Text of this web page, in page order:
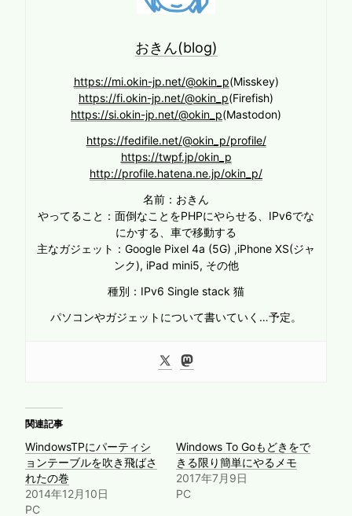
おきん(blog)
https://mi.okin-jp.net/@okin_p(Misskey)
https://fi.okin-jp.net/@okin_p(Firefish)
https://si.okin-jp.net/@okin_p(Mastodon)
https://fedifile.net/@okin_p/profile/
https://twpf.jp/okin_p
http://profile.hatena.ne.jp/okin_p/
名前：おきん
やってること：面倒なことをPHPにやらせる、IPv6でな
にかする、車で移動する
主なガジェット：Google Pixel 4a (5G) ,iPhone XS(ジャ
ンク), iPad mini5, その他
種別：IPv6 Single stack 猫
パソコンやガジェットについて書いていく…予定。
関連記事
WindowsTPにパーティシ
ョンテーブルを吹き飛ばさ
れたの巻
2014年12月10日
PC
Windows To Goもどきをで
きる限り簡単にやるメモ
2017年7月9日
PC